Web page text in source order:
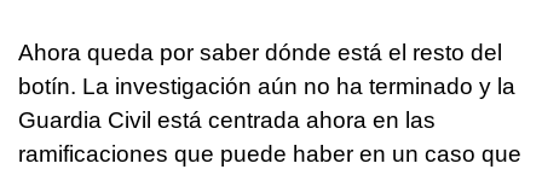
Ahora queda por saber dónde está el resto del
botín. La investigación aún no ha terminado y la
Guardia Civil está centrada ahora en las
ramificaciones que puede haber en un caso que